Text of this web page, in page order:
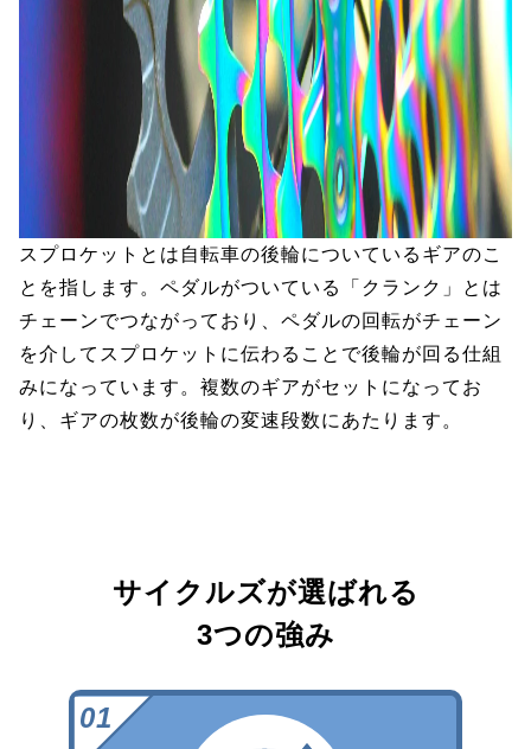
スプロケットとは自転車の後輪についているギアのこ
とを指します。ペダルがついている「クランク」とは
チェーンでつながっており、ペダルの回転がチェーン
を介してスプロケットに伝わることで後輪が回る仕組
みになっています。複数のギアがセットになってお
り、ギアの枚数が後輪の変速段数にあたります。
サイクルズが選ばれる
3つの強み